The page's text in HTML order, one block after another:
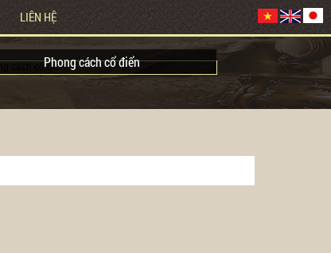
LIÊN HỆ
Phong cách cổ điển